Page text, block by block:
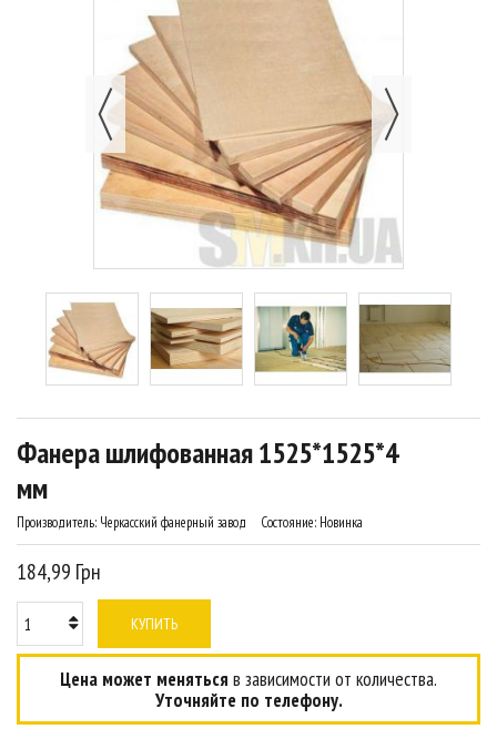
Фанера шлифованная 1525*1525*4
мм
Производитель: Черкасский фанерный завод Состояние: Новинка
184,99 Грн
КУПИТЬ
Цена может меняться в зависимости от количества.
Уточняйте по телефону.